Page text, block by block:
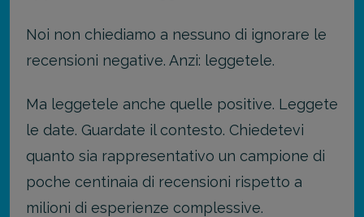
Noi non chiediamo a nessuno di ignorare le
recensioni negative. Anzi: leggetele.
Ma leggetele anche quelle positive. Leggete
le date. Guardate il contesto. Chiedetevi
quanto sia rappresentativo un campione di
poche centinaia di recensioni rispetto a
milioni di esperienze complessive.